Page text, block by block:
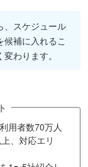
、スケジュール
補に入れるこ
わります。
用者数70万人
、対応エリ